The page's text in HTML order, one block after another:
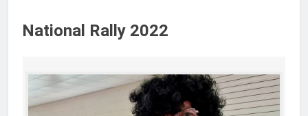
National Rally 2022